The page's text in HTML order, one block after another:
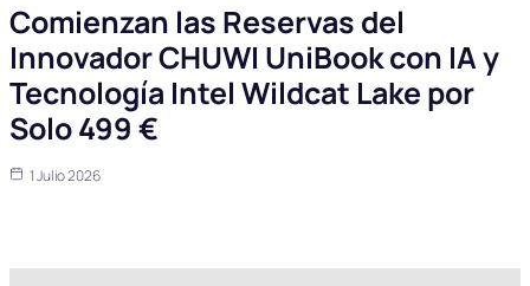
Comienzan las Reservas del
Innovador CHUWI UniBook con IA y
Tecnología Intel Wildcat Lake por
Solo 499 €
1 Julio 2026